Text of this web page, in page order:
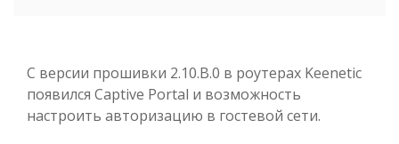
С версии прошивки 2.10.B.0 в роутерах Keenetic
появился Captive Portal и возможность
настроить авторизацию в гостевой сети.